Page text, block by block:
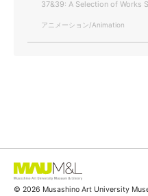
37&39: A Selection of Works
アニメーション/Animation
© 2026 Musashino Art University